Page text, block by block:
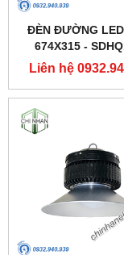
ĐÈN ĐƯỜNG
674X315 -
DUHAL
Liên hệ